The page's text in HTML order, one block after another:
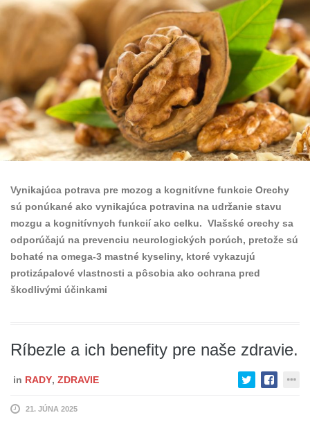
Vynikajúca potrava pre mozog a kognitívne funkcie Orechy
sú ponúkané ako vynikajúca potravina na udržanie stavu
mozgu a kognitívnych funkcií ako celku. Vlašské orechy sa
odporúčajú na prevenciu neurologických porúch, pretože sú
bohaté na omega-3 mastné kyseliny, ktoré vykazujú
protizápalové vlastnosti a pôsobia ako ochrana pred
škodlivými účinkami
Ríbezle a ich benefity pre naše zdravie.
in RADY, ZDRAVIE
21. JÚNA 2025